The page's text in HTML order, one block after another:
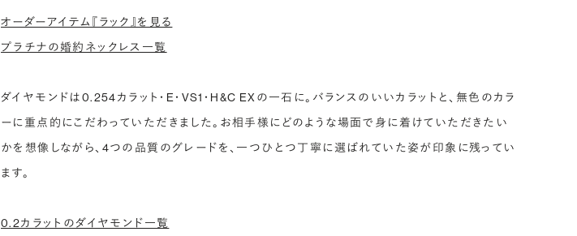
オーダーアイテム『ラック』を見る
プラチナの婚約ネックレス一覧
ダイヤモンドは0.254カラット・E・VS1・H&C EXの一石に。バランスのいいカラットと、無色のカラ
ーに重点的にこだわっていただきました。お相手様にどのような場面で身に着けていただきたい
かを想像しながら、4つの品質のグレードを、一つひとつ丁寧に選ばれていた姿が印象に残ってい
ます。
0.2カラットのダイヤモンド一覧